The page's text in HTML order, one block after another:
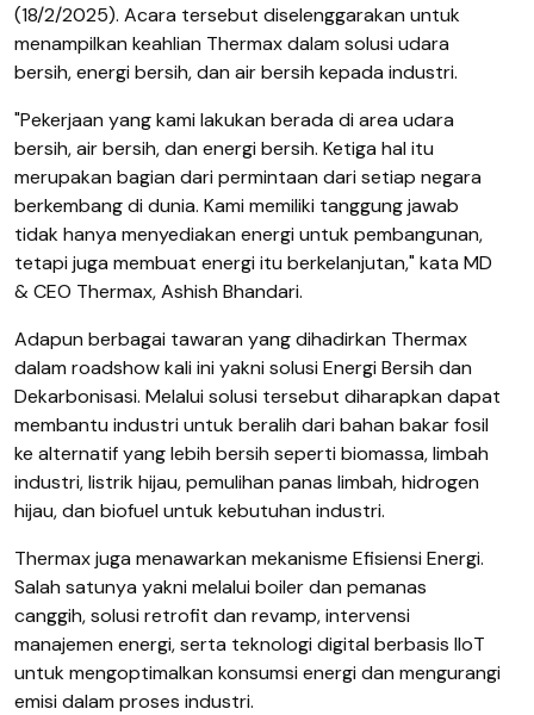
(18/2/2025). Acara tersebut diselenggarakan untuk
menampilkan keahlian Thermax dalam solusi udara
bersih, energi bersih, dan air bersih kepada industri.
"Pekerjaan yang kami lakukan berada di area udara
bersih, air bersih, dan energi bersih. Ketiga hal itu
merupakan bagian dari permintaan dari setiap negara
berkembang di dunia. Kami memiliki tanggung jawab
tidak hanya menyediakan energi untuk pembangunan,
tetapi juga membuat energi itu berkelanjutan," kata MD
& CEO Thermax, Ashish Bhandari.
Adapun berbagai tawaran yang dihadirkan Thermax
dalam roadshow kali ini yakni solusi Energi Bersih dan
Dekarbonisasi. Melalui solusi tersebut diharapkan dapat
membantu industri untuk beralih dari bahan bakar fosil
ke alternatif yang lebih bersih seperti biomassa, limbah
industri, listrik hijau, pemulihan panas limbah, hidrogen
hijau, dan biofuel untuk kebutuhan industri.
Thermax juga menawarkan mekanisme Efisiensi Energi.
Salah satunya yakni melalui boiler dan pemanas
canggih, solusi retrofit dan revamp, intervensi
manajemen energi, serta teknologi digital berbasis IIoT
untuk mengoptimalkan konsumsi energi dan mengurangi
emisi dalam proses industri.